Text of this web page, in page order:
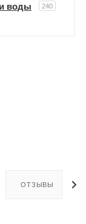
воды
240
ОТЗЫВЫ